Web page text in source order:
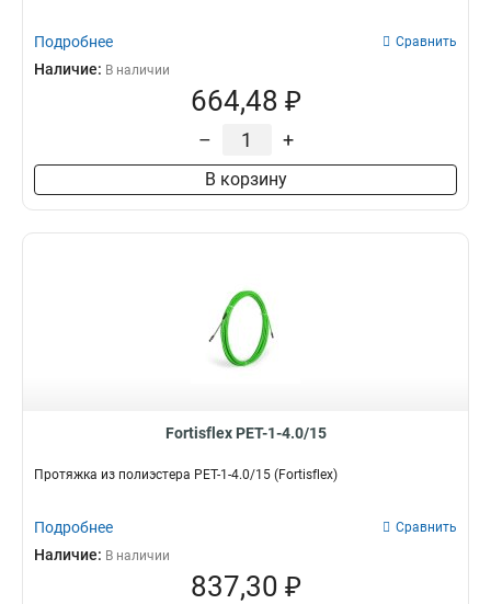
Подробнее Сравнить
Наличие: В наличии
664,48 ₽
– +
В корзину
Fortisflex PET-1-4.0/15
Протяжка из полиэстера PET-1-4.0/15 (Fortisflex)
Подробнее Сравнить
Наличие: В наличии
837,30 ₽